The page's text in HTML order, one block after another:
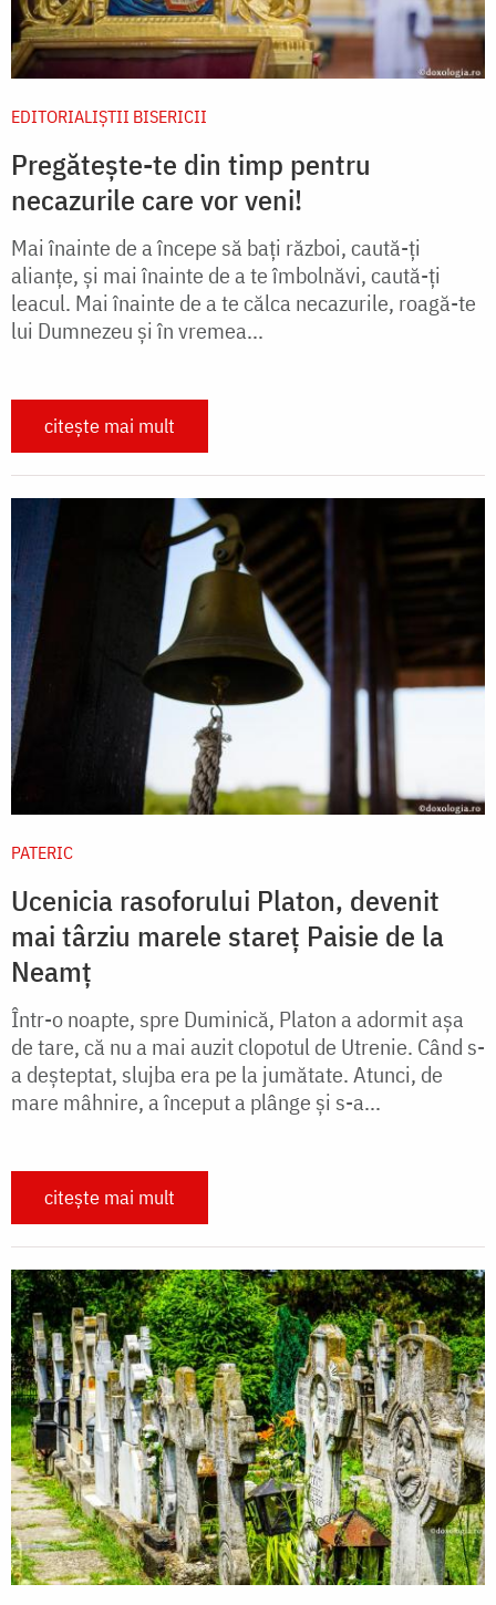
EDITORIALIȘTII BISERICII
Pregătește-te din timp pentru
necazurile care vor veni!
Mai înainte de a începe să bați război, caută-ți
alianțe, și mai înainte de a te îmbolnăvi, caută-ți
leacul. Mai înainte de a te călca necazurile, roagă-te
lui Dumnezeu și în vremea...
citește mai mult
PATERIC
Ucenicia rasoforului Platon, devenit
mai târziu marele stareț Paisie de la
Neamț
Într-o noapte, spre Duminică, Platon a adormit așa
de tare, că nu a mai auzit clopotul de Utrenie. Când s-
a deșteptat, slujba era pe la jumătate. Atunci, de
mare mâhnire, a început a plânge și s-a...
citește mai mult